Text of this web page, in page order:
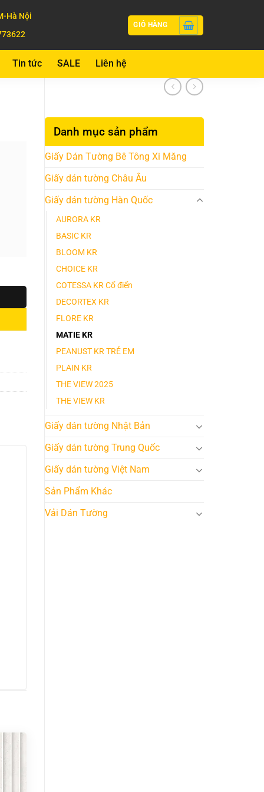
Hà Nội
GIỎ HÀNG
Tin tức SALE Liên hệ
Danh mục sản phẩm
Giấy Dán Tường Bê Tông Xi Măng
Giấy dán tường Châu Âu
Giấy dán tường Hàn Quốc
AURORA KR
BASIC KR
BLOOM KR
CHOICE KR
COTESSA KR Cổ điển
DECORTEX KR
FLORE KR
MATIE KR
PEANUST KR TRẺ EM
PLAIN KR
THE VIEW 2025
THE VIEW KR
Giấy dán tường Nhật Bản
Giấy dán tường Trung Quốc
Giấy dán tường Việt Nam
Sản Phẩm Khác
Vải Dán Tường